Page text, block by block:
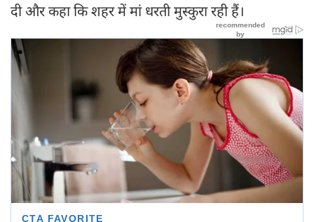
दी और कहा कि शहर में मां धरती मुस्कुरा रही हैं।